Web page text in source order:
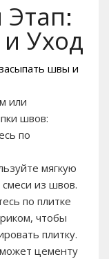
Уход
швы и
или
швов:
по
мягкую
из швов.
по плитке
чтобы
плитку.
цементу